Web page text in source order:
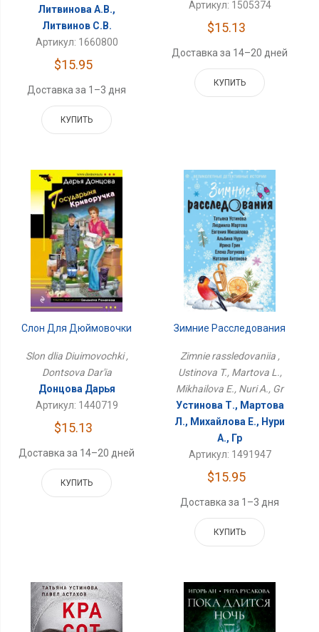
Литвинова А.В.,
Литвинов С.В.
Артикул: 1660800
$15.95
Доставка за 1–3 дня
КУПИТЬ
Артикул: 1505374
$15.13
Доставка за 14–20 дней
КУПИТЬ
Слон Для Дюймовочки
Slon dlia Diuimovochki ,
Dontsova Dar'ia
Донцова Дарья
Артикул: 1440719
$15.13
Доставка за 14–20 дней
КУПИТЬ
Зимние Расследования
Zimnie rassledovaniia ,
Ustinova T., Martova L.,
Mikhailova E., Nuri A., Gr
Устинова Т., Мартова
Л., Михайлова Е., Нури
А., Гр
Артикул: 1491947
$15.95
Доставка за 1–3 дня
КУПИТЬ